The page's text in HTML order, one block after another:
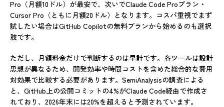
Pro（月額10ドル）が最安で、次いでClaude Code Proプラン・
Cursor Pro（ともに月額20ドル）となります。コスパ重視でまず
試したい場合はGitHub Copilotの無料プランから始めるのも選択
肢です。
ただし、月額料金だけで判断するのは早計です。各ツールは設計
思想が異なるため、開発効率や時間コストを含めた総合的な費用
対効果で比較する必要があります。SemiAnalysisの調査による
と、GitHub上の公開コミットの4%がClaude Code経由で作成さ
れており、2026年末には20%を超えると予測されています。